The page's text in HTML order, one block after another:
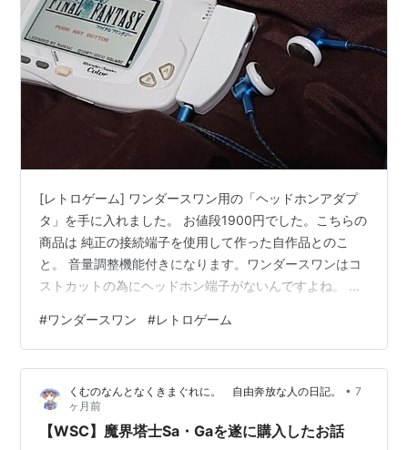
[レトロゲーム] ワンダースワン用の「ヘッドホンアダプ
タ」を手に入れました。 お値段1900円でした。こちらの
商品は 純正の接続端子を使用して作った自作品とのこ
と。 音量調整機能付きになります。ワンダースワンはコ
ストカットの為にヘッドホン端子がないんですよね。 更
音はモノラルっていう。 ヘッドホンアダプタをセットす
ることで、ヘッドホン端子が実質追加。 ヘッドホンやイ
ヤホンをセットしてワンダースワンを遊ぶことができま
す。 この場合に限っては「ステレオ」になって 本来の音
でワンダースワンの作品を楽しめます（*´ω｀*）実は、
イヤホン等を使って遊ぶ…
#ワンダースワン #レトロゲーム
くむのなんとなくきまぐれに。 自由奔放な人の日記。 • 7
ヶ月前
【WSC】魔界塔士Sa・Gaを遂に購入したお話